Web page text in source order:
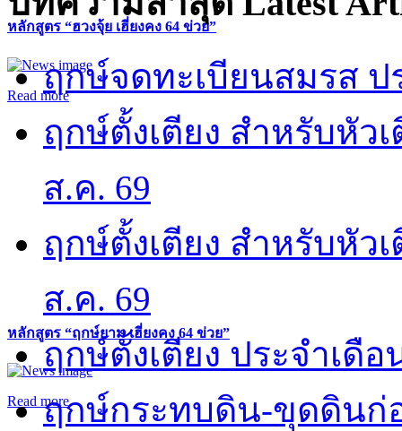
หลักสูตร “ฮวงจุ้ย เฮี่ยงคง 64 ข่วย”
Read more
หลักสูตร “ฤกษ์ยาม เฮี่ยงคง 64 ข่วย”
Read more
ฤกษ์จดทะเบียนสมรส ป
ฤกษ์ตั้งเตียง สำหรับหัว
ส.ค. 69
ฤกษ์ตั้งเตียง สำหรับหัว
ส.ค. 69
ฤกษ์ตั้งเตียง ประจำเดือ
ฤกษ์กระทบดิน-ขุดดินก่